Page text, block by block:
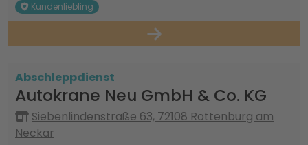
Kundenliebling
Abschleppdienst
Autokrane Neu GmbH & Co. KG
Siebenlindenstraße 63, 72108 Rottenburg am
Neckar